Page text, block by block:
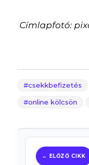
Címlapfotó:
csekkbefizetés
online kölcsön